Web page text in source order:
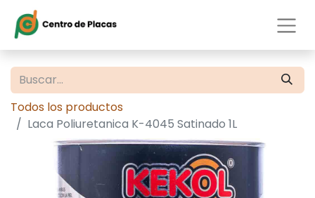
Todos los productos
Laca Poliuretanica K-4045 Satinado 1L